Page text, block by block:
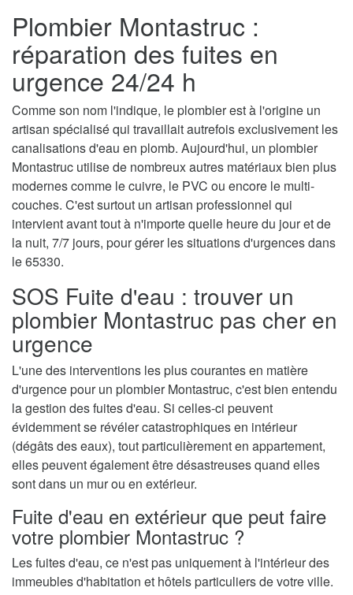
Plombier Montastruc :
réparation des fuites en
urgence 24/24 h
Comme son nom l'indique, le plombier est à l'origine un
artisan spécialisé qui travaillait autrefois exclusivement les
canalisations d'eau en plomb. Aujourd'hui, un plombier
Montastruc utilise de nombreux autres matériaux bien plus
modernes comme le cuivre, le PVC ou encore le multi-
couches. C'est surtout un artisan professionnel qui
intervient avant tout à n'importe quelle heure du jour et de
la nuit, 7/7 jours, pour gérer les situations d'urgences dans
le 65330.
SOS Fuite d'eau : trouver un
plombier Montastruc pas cher en
urgence
L'une des interventions les plus courantes en matière
d'urgence pour un plombier Montastruc, c'est bien entendu
la gestion des fuites d'eau. Si celles-ci peuvent
évidemment se révéler catastrophiques en intérieur
(dégâts des eaux), tout particulièrement en appartement,
elles peuvent également être désastreuses quand elles
sont dans un mur ou en extérieur.
Fuite d'eau en extérieur que peut faire
votre plombier Montastruc ?
Les fuites d'eau, ce n'est pas uniquement à l'intérieur des
immeubles d'habitation et hôtels particuliers de votre ville.